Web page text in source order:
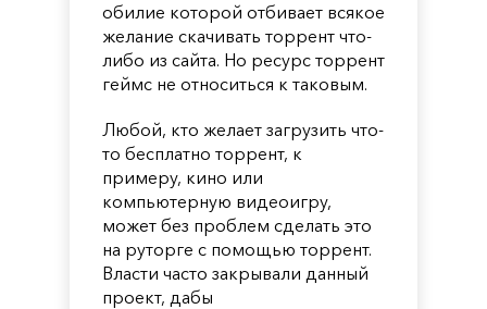
обилие которой отбивает всякое
желание скачивать торрент что-
либо из сайта. Но ресурс торрент
геймс не относиться к таковым.
Любой, кто желает загрузить что-
то бесплатно торрент, к
примеру, кино или
компьютерную видеоигру,
может без проблем сделать это
на руторге с помощью торрент.
Власти часто закрывали данный
проект, дабы